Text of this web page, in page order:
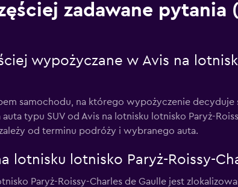
zadawane pytania
wypożyczane w Avis na
samochodu, na którego wypożyczenie decyduje
typu SUV od Avis na lotnisku lotnisko Paryż-
od terminu podróży i wybranego auta.
lotnisku lotnisko Paryż-Roissy-
Paryż-Roissy-Charles de Gaulle jest